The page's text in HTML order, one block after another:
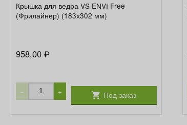
Крышка для ведра VS ENVI Free
(Фрилайнер) (183х302 мм)
958,00 ₽
− + Под заказ